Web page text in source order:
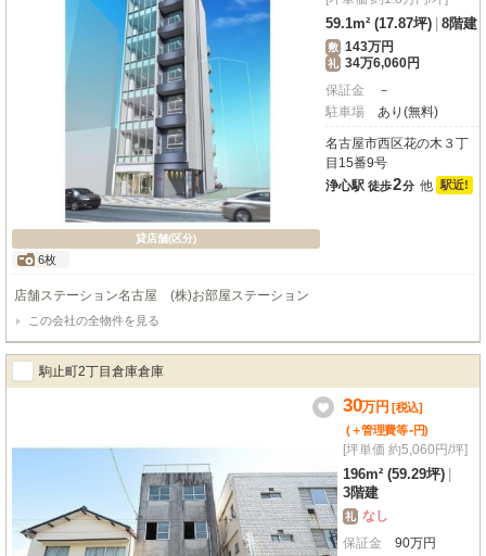
貸店舗(区分)
6枚
59.1m² (17.87坪) 8階建
敷 143万円
礼 34万6,060円
保証金
－
駐車場
あり(無料)
名古屋市西区花の木３丁
目15番9号
浄心駅 徒歩2分 他 駅近!
店舗ステーション名古屋 (株)お部屋ステーション
この会社の全物件を見る
駒止町2丁目倉庫倉庫
30万円 [税込]
(＋管理費等-円)
[坪単価 約5,060円/坪]
196m² (59.29坪)
3階建
礼 なし
保証金
90万円